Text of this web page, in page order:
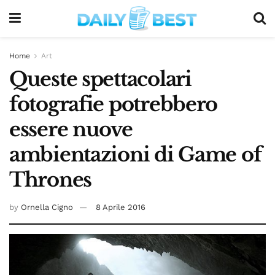
Home Art
Queste spettacolari
fotografie potrebbero
essere nuove
ambientazioni di Game of
Thrones
by Ornella Cigno 8 Aprile 2016